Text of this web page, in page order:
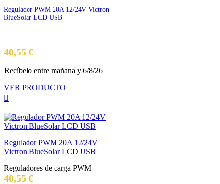
Regulador PWM 20A 12/24V Victron
BlueSolar LCD USB
40,55 €Precio
Recíbelo entre mañana y 6/8/26
VER PRODUCTO

Regulador PWM 20A 12/24V
Victron BlueSolar LCD USB
Reguladores de carga PWM
40,55 €Precio